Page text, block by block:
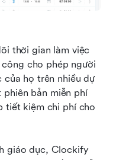
thời gian làm việc
cho phép người
họ trên nhiều dự
bản miễn phí
tiết kiệm chi phí cho
giáo dục, Clockify